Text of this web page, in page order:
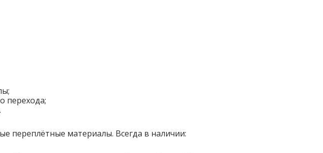
перехода;
переплётные материалы. Всегда в наличии: